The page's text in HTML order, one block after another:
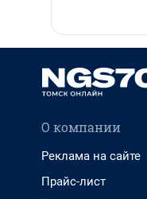
О компании
Реклама на сайте
Прайс-лист